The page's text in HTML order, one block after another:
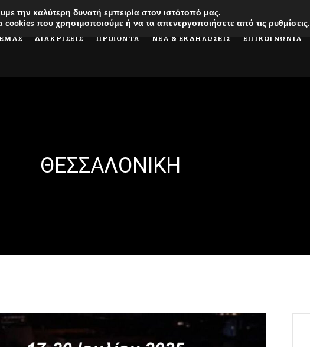
ΔΙΑΚΡΙΣΕΙΣ ΠΡΟΪΟΝΤΑ ΝΕΑ & ΕΚΔΗΛΩΣΕΙΣ ΕΠΙΚΟΙΝΩΝΙΑ
ΘΕΣΣΑΛΟΝΙΚΗ
την καλύτερη δυνατή εμπειρία στον ιστότοπό μας.
cookies που χρησιμοποιούμε ή να τα απενεργοποιήσετε από τις ρυθμίσεις.